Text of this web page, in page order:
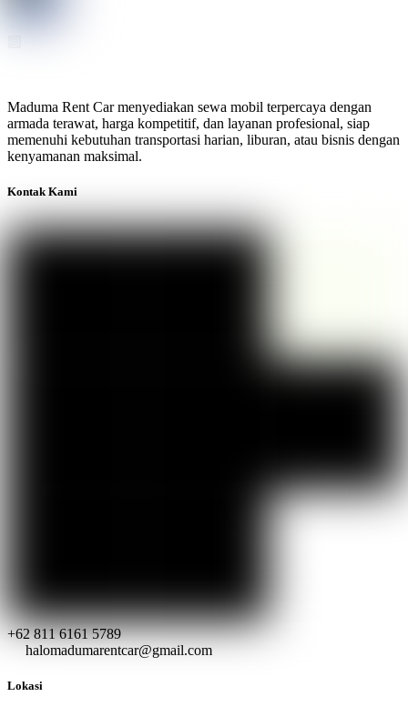
Maduma Rent Car menyediakan sewa mobil terpercaya dengan
armada terawat, harga kompetitif, dan layanan profesional, siap
memenuhi kebutuhan transportasi harian, liburan, atau bisnis dengan
kenyamanan maksimal.
Kontak Kami
+62 811 6161 5789
halomadumarentcar@gmail.com
Lokasi